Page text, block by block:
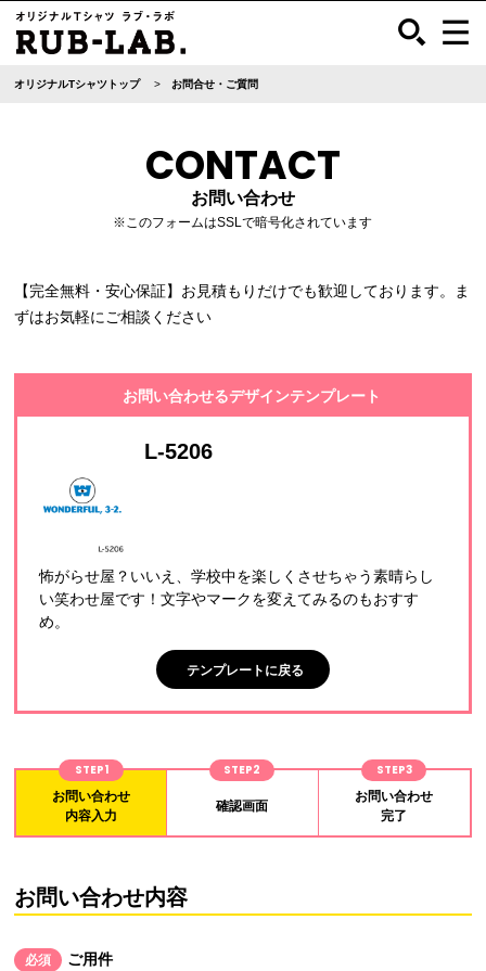
オリジナルTシャツトップ お問合せ・ご質問
CONTACT
お問い合わせ
※このフォームはSSLで暗号化されています
【完全無料・安心保証】お見積もりだけでも歓迎しております。ま
ずはお気軽にご相談ください
お問い合わせるデザインテンプレート
L-5206
怖がらせ屋？いいえ、学校中を楽しくさせちゃう素晴らし
い笑わせ屋です！文字やマークを変えてみるのもおすす
め。
テンプレートに戻る
STEP1
お問い合わせ
内容入力
STEP2
確認画面
STEP3
お問い合わせ
完了
お問い合わせ内容
必須 ご用件